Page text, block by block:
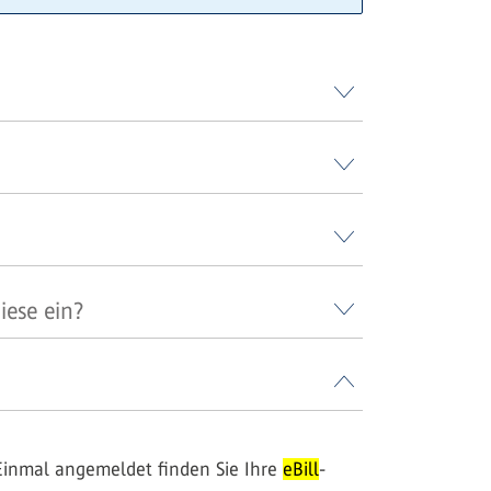
ein?
angemeldet finden Sie Ihre eBill-